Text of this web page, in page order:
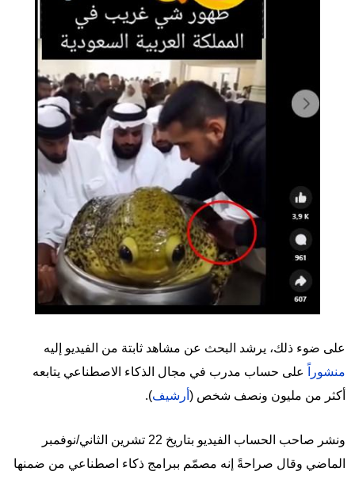
على ضوء ذلك، يرشد البحث عن مشاهد ثابتة من الفيديو إليه
منشوراً
على حساب مدرب في مجال الذكاء الاصطناعي يتابعه
أكثر من مليون ونصف شخص ( أرشيف).
ونشر صاحب الحساب الفيديو بتاريخ 22 تشرين الثاني/نوفمبر
الماضي وقال صراحةً إنه مصمّم ببرامج ذكاء اصطناعي من ضمنها